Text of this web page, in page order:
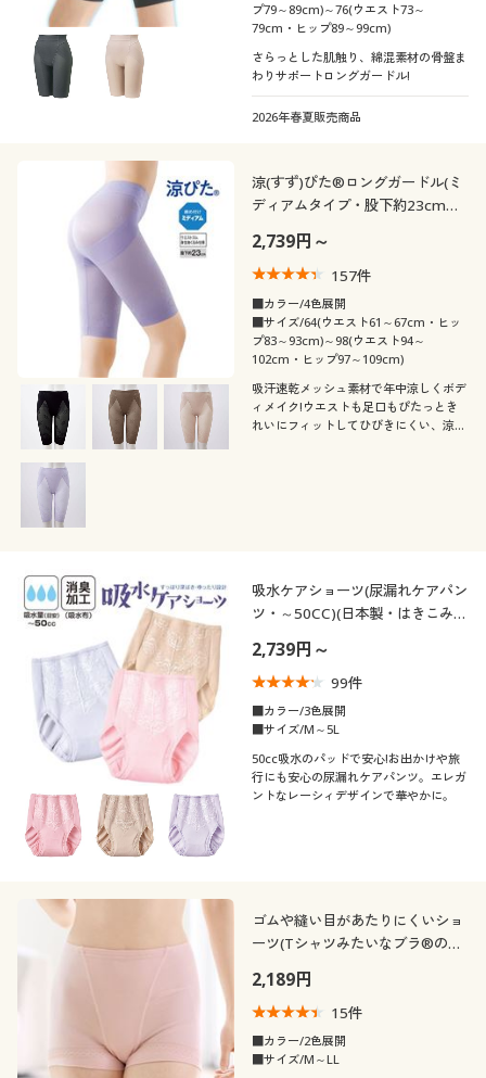
プ79～89cm)～76(ウエスト73～
79cm・ヒップ89～99cm)
さらっとした肌触り、綿混素材の骨盤ま
わりサポートロングガードル!
2026年春夏販売商品
涼(すず)ぴた®ロングガードル(ミ
ディアムタイプ・股下約23cm・
2,739円～
157件
■カラー/4色展開
■サイズ/64(ウエスト61～67cm・ヒッ
プ83～93cm)～98(ウエスト94～
102cm・ヒップ97～109cm)
吸汗速乾メッシュ素材で年中涼しくボデ
ィメイク!ウエストも足口もぴたっとき
れいにフィットしてひびきにくい、涼ぴ
吸水ケアショーツ(尿漏れケアパン
ツ・～50CC)(日本製・はきこみ丈
2,739円～
99件
■カラー/3色展開
■サイズ/M～5L
50cc吸水のパッドで安心!お出かけや旅
行にも安心の尿漏れケアパンツ。エレガ
ントなレーシィデザインで華やかに。
ゴムや縫い目があたりにくいショ
ーツ(Tシャツみたいなブラ®のコ
2,189円
15件
■カラー/2色展開
■サイズ/M～LL